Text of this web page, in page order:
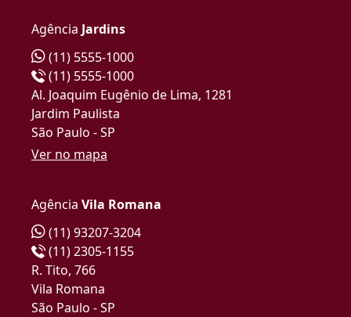
Agência Jardins
(11) 5555-1000
(11) 5555-1000
Al. Joaquim Eugênio de Lima, 1281
Jardim Paulista
São Paulo - SP
Ver no mapa
Agência Vila Romana
(11) 93207-3204
(11) 2305-1155
R. Tito, 766
Vila Romana
São Paulo - SP